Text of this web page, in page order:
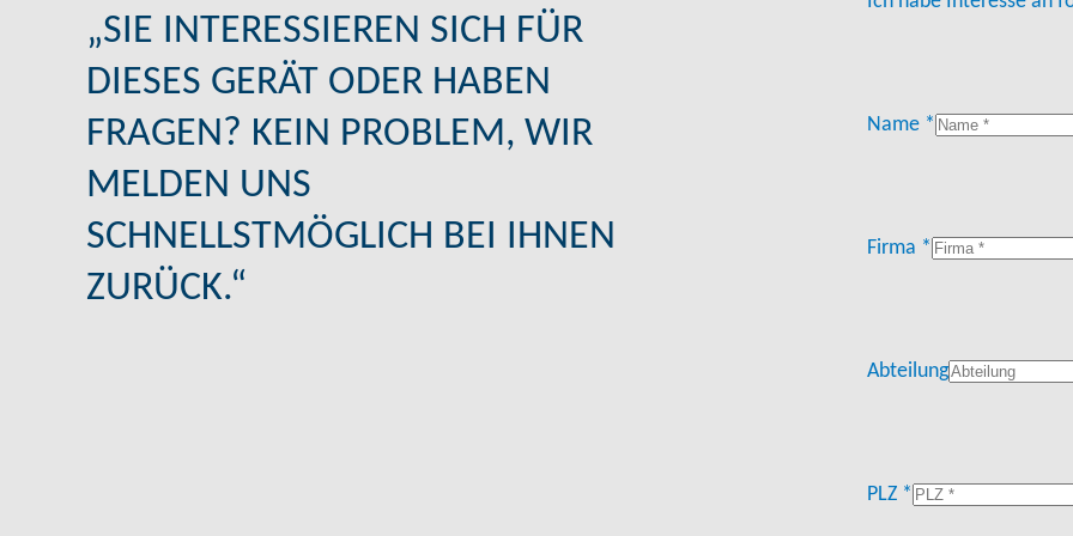
„SIE INTERESSIEREN SICH FÜR
DIESES GERÄT ODER HABEN
FRAGEN? KEIN PROBLEM, WIR
MELDEN UNS
SCHNELLSTMÖGLICH BEI IHNEN
ZURÜCK.“
Name *
Firma *
Abteilung
PLZ *